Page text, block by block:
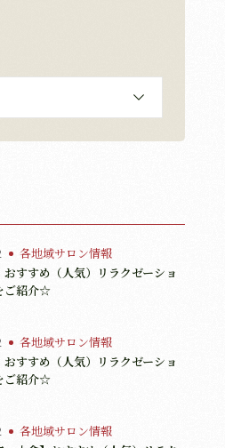
各地域サロン情報
おすすめ（人気）リラクゼーショ
ご紹介☆
各地域サロン情報
おすすめ（人気）リラクゼーショ
ご紹介☆
各地域サロン情報